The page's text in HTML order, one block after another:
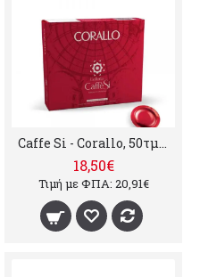
Caffe Si - Corallo, 50τμχ nespresso professional συμβατές κάψουλες
18,50€
Τιμή με ΦΠΑ: 20,91€